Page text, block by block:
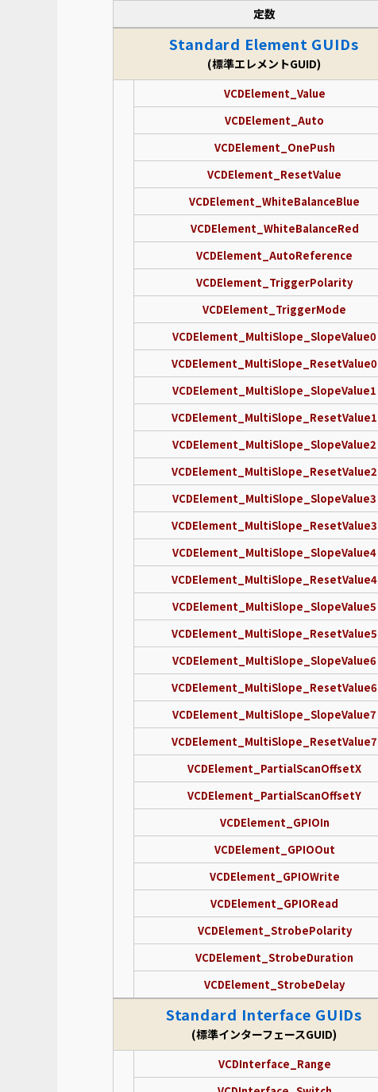
定数
Standard Element GUIDs
(標準エレメントGUID)
VCDElement_Value
VCDElement_Auto
VCDElement_OnePush
VCDElement_ResetValue
VCDElement_WhiteBalanceBlue
VCDElement_WhiteBalanceRed
VCDElement_AutoReference
VCDElement_TriggerPolarity
VCDElement_TriggerMode
VCDElement_MultiSlope_SlopeValue0
VCDElement_MultiSlope_ResetValue0
VCDElement_MultiSlope_SlopeValue1
VCDElement_MultiSlope_ResetValue1
VCDElement_MultiSlope_SlopeValue2
VCDElement_MultiSlope_ResetValue2
VCDElement_MultiSlope_SlopeValue3
VCDElement_MultiSlope_ResetValue3
VCDElement_MultiSlope_SlopeValue4
VCDElement_MultiSlope_ResetValue4
VCDElement_MultiSlope_SlopeValue5
VCDElement_MultiSlope_ResetValue5
VCDElement_MultiSlope_SlopeValue6
VCDElement_MultiSlope_ResetValue6
VCDElement_MultiSlope_SlopeValue7
VCDElement_MultiSlope_ResetValue7
VCDElement_PartialScanOffsetX
VCDElement_PartialScanOffsetY
VCDElement_GPIOIn
VCDElement_GPIOOut
VCDElement_GPIOWrite
VCDElement_GPIORead
VCDElement_StrobePolarity
VCDElement_StrobeDuration
VCDElement_StrobeDelay
Standard Interface GUIDs
(標準インターフェースGUID)
VCDInterface_Range